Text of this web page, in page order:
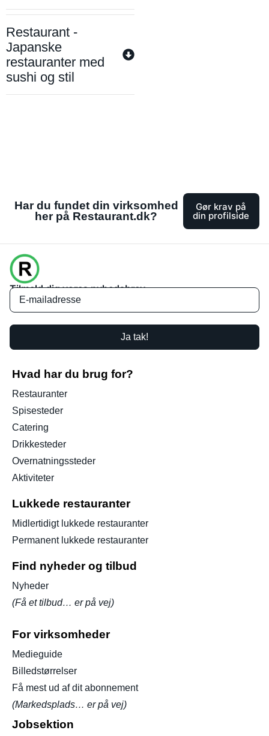
Restaurant -
Japanske
restauranter med
sushi og stil
Har du fundet din virksomhed
her på Restaurant.dk?
Gør krav på
din profilside
Tilmeld dig vores nyhedsbrev
Ja tak!
Hvad har du brug for?
Restauranter
Spisesteder
Catering
Drikkesteder
Overnatningssteder
Aktiviteter
Lukkede restauranter
Midlertidigt lukkede restauranter
Permanent lukkede restauranter
Find nyheder og tilbud
Nyheder
(Få et tilbud… er på vej)
For virksomheder
Medieguide
Billedstørrelser
Få mest ud af dit abonnement
(Markedsplads… er på vej)
Jobsektion